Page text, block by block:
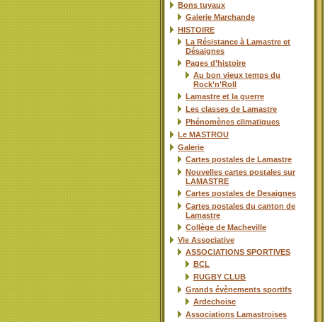
Bons tuyaux
Galerie Marchande
HISTOIRE
La Résistance à Lamastre et
Désaignes
Pages d’histoire
Au bon vieux temps du
Rock’n’Roll
Lamastre et la guerre
Les classes de Lamastre
Phénomènes climatiques
Le MASTROU
Galerie
Cartes postales de Lamastre
Nouvelles cartes postales sur
LAMASTRE
Cartes postales de Desaignes
Cartes postales du canton de
Lamastre
Collège de Macheville
Vie Associative
ASSOCIATIONS SPORTIVES
BCL
RUGBY CLUB
Grands évènements sportifs
Ardechoise
Associations Lamastroises